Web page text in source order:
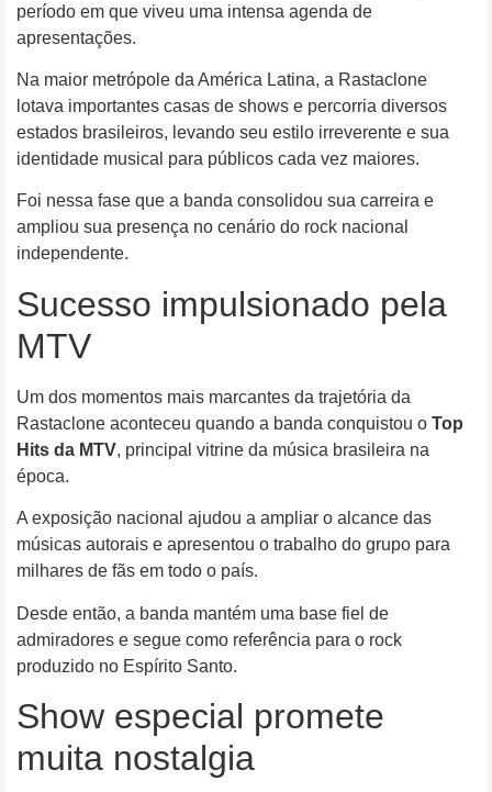
período em que viveu uma intensa agenda de
apresentações.
Na maior metrópole da América Latina, a Rastaclone
lotava importantes casas de shows e percorria diversos
estados brasileiros, levando seu estilo irreverente e sua
identidade musical para públicos cada vez maiores.
Foi nessa fase que a banda consolidou sua carreira e
ampliou sua presença no cenário do rock nacional
independente.
Sucesso impulsionado pela
MTV
Um dos momentos mais marcantes da trajetória da
Rastaclone aconteceu quando a banda conquistou o Top
Hits da MTV, principal vitrine da música brasileira na
época.
A exposição nacional ajudou a ampliar o alcance das
músicas autorais e apresentou o trabalho do grupo para
milhares de fãs em todo o país.
Desde então, a banda mantém uma base fiel de
admiradores e segue como referência para o rock
produzido no Espírito Santo.
Show especial promete
muita nostalgia